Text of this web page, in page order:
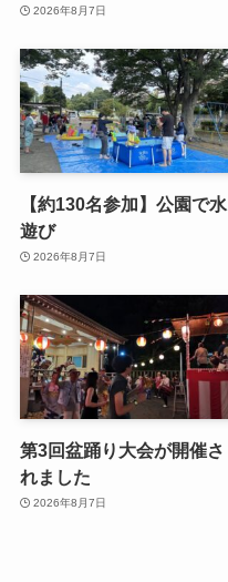
2026年8月7日
【約130名参加】公園で水
遊び
2026年8月7日
第3回盆踊り大会が開催さ
れました
2026年8月7日